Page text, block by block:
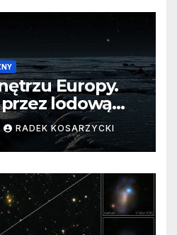
Europy.
lodową
RADEK KOSARZYCKI